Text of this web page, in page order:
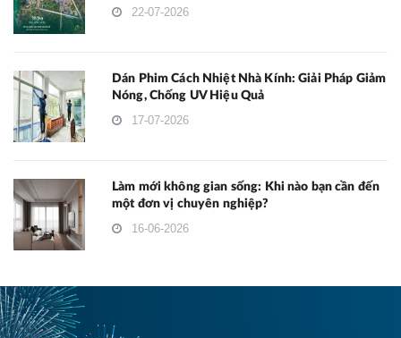
22-07-2026
Dán Phim Cách Nhiệt Nhà Kính: Giải Pháp Giảm
Nóng, Chống UV Hiệu Quả
17-07-2026
Làm mới không gian sống: Khi nào bạn cần đến
một đơn vị chuyên nghiệp?
16-06-2026